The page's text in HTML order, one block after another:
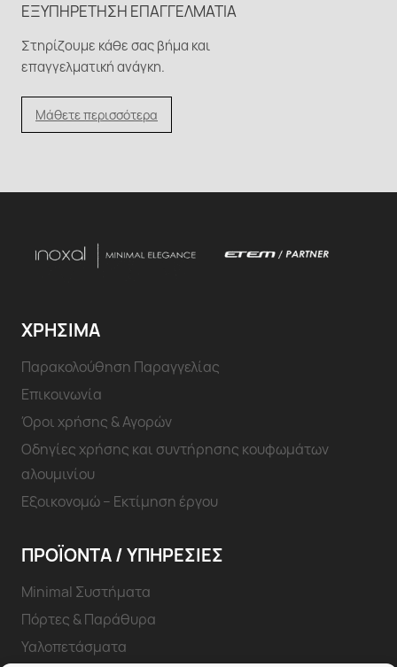
ΕΞΥΠΗΡΈΤΗΣΗ ΕΠΑΓΓΕΛΜΑΤΊΑ
Στηρίζουμε κάθε σας βήμα και
επαγγελματική ανάγκη.
Μάθετε περισσότερα
ΧΡΗΣΙΜΑ
Παρακολούθηση Παραγγελίας
Επικοινωνία
Όροι χρήσης & Αγορών
Οδηγίες χρήσης και συντήρησης κουφωμάτων
αλουμινίου
Εξοικονομώ – Εκτίμηση έργου
ΠΡΟΪΟΝΤΑ / ΥΠΗΡΕΣΊΕΣ
Minimal Συστήματα
Πόρτες & Παράθυρα
Υαλοπετάσματα